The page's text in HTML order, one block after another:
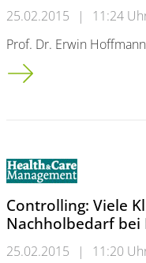
25.02.2015 |
11:24
Prof. Dr. Erwin
Prof. Dr. Erwin
Controlling: Viele
Nachholbedarf bei
25.02.2015 | 11:20